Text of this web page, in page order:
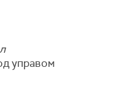
управом